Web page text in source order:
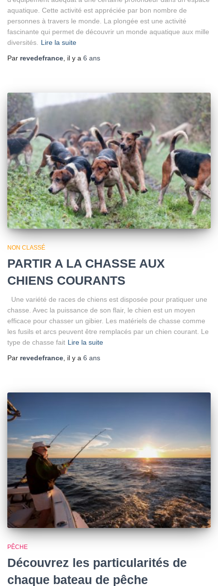
aquatique. Cette activité est appréciée par bon nombre de
personnes à travers le monde. La plongée est une activité
fascinante qui permet de découvrir un monde aquatique aux mille
diversités.
Lire la suite
Par revedefrance , il y a 6 ans
NON CLASSÉ
PARTIR A LA CHASSE AUX
CHIENS COURANTS
Une variété de races de chiens est disposée pour pratiquer une
chasse. Avec la puissance de son flair, le chien est un moyen
efficace pour chasser un gibier. Les matériels de chasse comme
les fusils et arcs peuvent être remplacés par un chien courant. Le
type de chasse fait Lire la suite
Par revedefrance , il y a 6 ans
PÊCHE
Découvrez les particularités de
chaque bateau de pêche